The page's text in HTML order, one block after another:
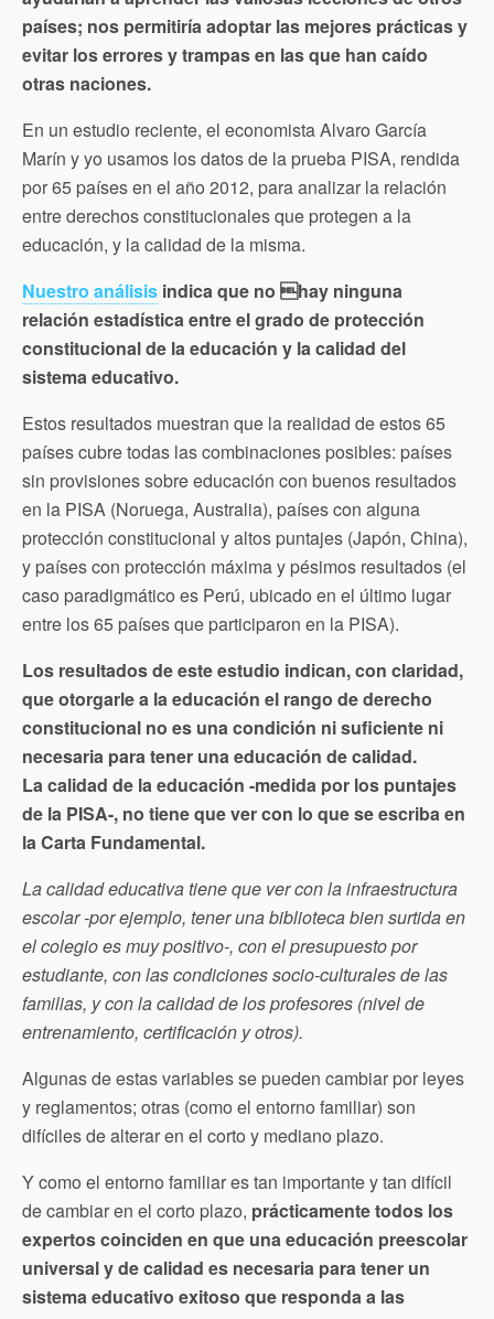
países; nos permitiría adoptar las mejores prácticas y
evitar los errores y trampas en las que han caído
otras naciones.
En un estudio reciente, el economista Alvaro García
Marín y yo usamos los datos de la prueba PISA, rendida
por 65 países en el año 2012, para analizar la relación
entre derechos constitucionales que protegen a la
educación, y la calidad de la misma.
Nuestro análisis indica que no hay ninguna
relación estadística entre el grado de protección
constitucional de la educación y la calidad del
sistema educativo.
Estos resultados muestran que la realidad de estos 65
países cubre todas las combinaciones posibles: países
sin provisiones sobre educación con buenos resultados
en la PISA (Noruega, Australia), países con alguna
protección constitucional y altos puntajes (Japón, China),
y países con protección máxima y pésimos resultados (el
caso paradigmático es Perú, ubicado en el último lugar
entre los 65 países que participaron en la PISA).
Los resultados de este estudio indican, con claridad,
que otorgarle a la educación el rango de derecho
constitucional no es una condición ni suficiente ni
necesaria para tener una educación de calidad.
La calidad de la educación -medida por los puntajes
de la PISA-, no tiene que ver con lo que se escriba en
la Carta Fundamental.
La calidad educativa tiene que ver con la infraestructura
escolar -por ejemplo, tener una biblioteca bien surtida en
el colegio es muy positivo-, con el presupuesto por
estudiante, con las condiciones socio-culturales de las
familias, y con la calidad de los profesores (nivel de
entrenamiento, certificación y otros).
Algunas de estas variables se pueden cambiar por leyes
y reglamentos; otras (como el entorno familiar) son
difíciles de alterar en el corto y mediano plazo.
Y como el entorno familiar es tan importante y tan difícil
de cambiar en el corto plazo, prácticamente todos los
expertos coinciden en que una educación preescolar
universal y de calidad es necesaria para tener un
sistema educativo exitoso que responda a las